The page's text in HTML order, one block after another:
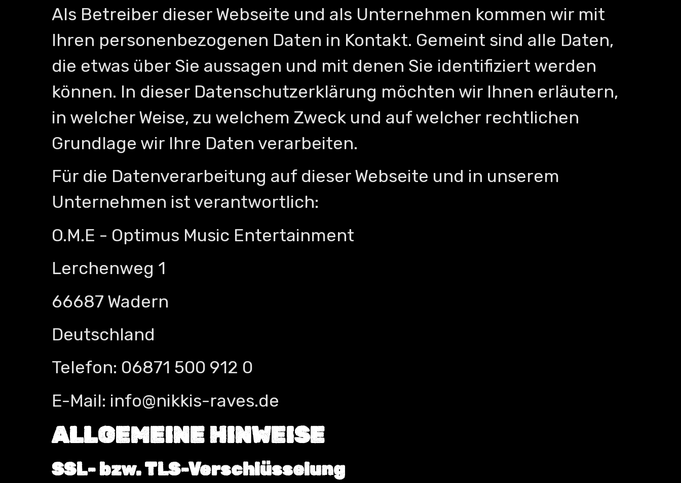
Als Betreiber dieser Webseite und als Unternehmen kommen wir mit
Ihren personenbezogenen Daten in Kontakt. Gemeint sind alle Daten,
die etwas über Sie aussagen und mit denen Sie identifiziert werden
können. In dieser Datenschutzerklärung möchten wir Ihnen erläutern,
in welcher Weise, zu welchem Zweck und auf welcher rechtlichen
Grundlage wir Ihre Daten verarbeiten.
Für die Datenverarbeitung auf dieser Webseite und in unserem
Unternehmen ist verantwortlich:
O.M.E - Optimus Music Entertainment
Lerchenweg 1
66687 Wadern
Deutschland
Telefon: 06871 500 912 0
E-Mail: info@nikkis-raves.de
ALLGEMEINE HINWEISE
SSL- bzw. TLS-Verschlüsselung